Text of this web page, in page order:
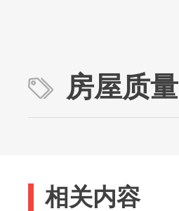
房屋质量
相关内容